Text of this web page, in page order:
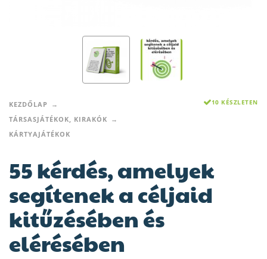
KEZDŐLAP
TÁRSASJÁTÉKOK, KIRAKÓK
KÁRTYAJÁTÉKOK
10 KÉSZLETEN
55 kérdés, amelyek
segítenek a céljaid
kitűzésében és
elérésében